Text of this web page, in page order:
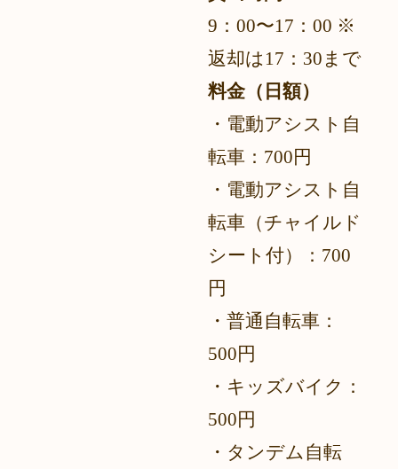
9：00〜17：00 ※
返却は17：30まで
料金（日額）
・電動アシスト自
転車：700円
・電動アシスト自
転車（チャイルド
シート付）：700
円
・普通自転車：
500円
・キッズバイク：
500円
・タンデム自転